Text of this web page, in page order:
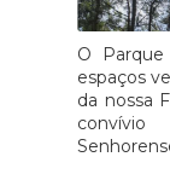
O
espaços
da nossa